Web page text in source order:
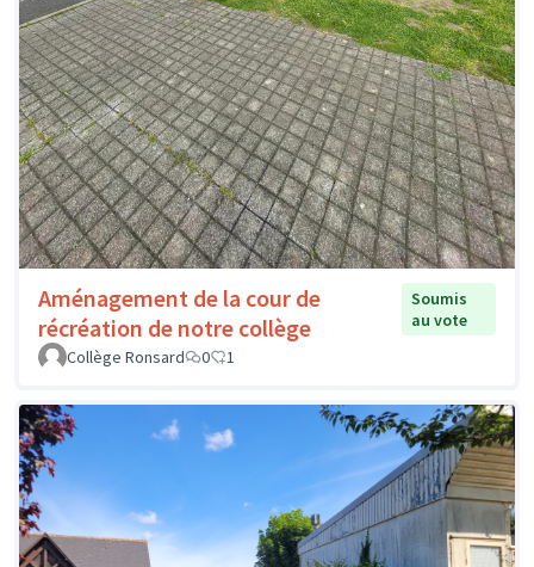
Aménagement de la cour de
récréation de notre collège
Soumis
au vote
Collège Ronsard
0 1